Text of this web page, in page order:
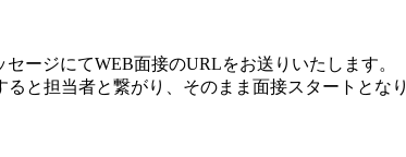
ージにてWEB面接のURLをお送りいたします。
ると担当者と繋がり、そのまま面接スタートとなり